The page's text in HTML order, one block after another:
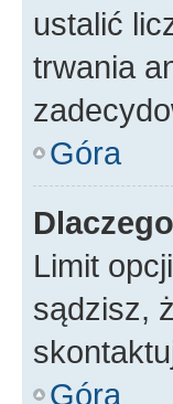
ustalić
trwania
Góra
Limit
sądzisz,
Góra